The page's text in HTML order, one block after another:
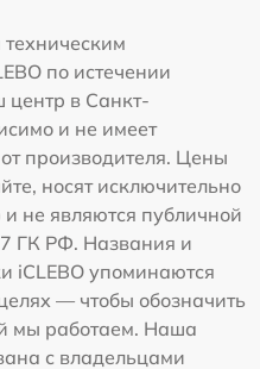
по истечении
центр в Санкт-
и не имеет
производителя. Цены
носят исключительно
не являются публичной
ГК РФ. Названия и
iCLEBO упоминаются
— чтобы обозначить
мы работаем. Наша
с владельцами